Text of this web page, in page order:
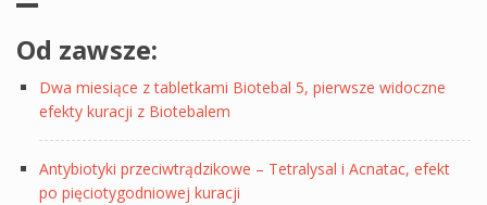
Od zawsze:
Dwa miesiące z tabletkami Biotebal 5, pierwsze widoczne
efekty kuracji z Biotebalem
Antybiotyki przeciwtrądzikowe – Tetralysal i Acnatac, efekt
po pięciotygodniowej kuracji